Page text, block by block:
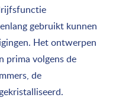
gebruikt kunnen
Het ontwerpen
prima volgens de
de